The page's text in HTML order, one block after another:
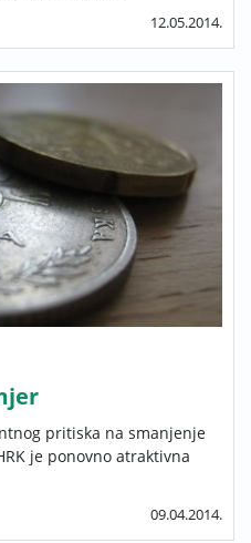
12.05.2014.
pritiska na smanjenje
je ponovno atraktivna
09.04.2014.